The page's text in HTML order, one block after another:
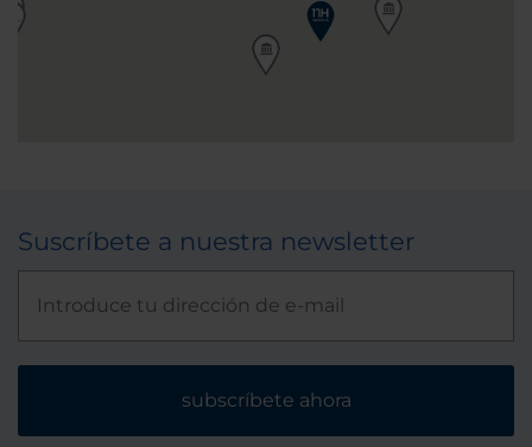
Suscríbete a nuestra newsletter
subscríbete ahora